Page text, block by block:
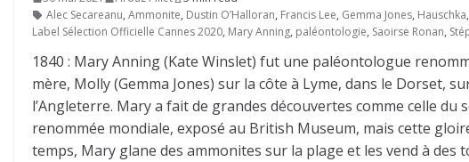
Alec Secareanu, Ammonite, Dustin O’Halloran, Francis Lee, Gemma Jones, Hauschka,
Label Sélection Officielle Cannes 2020, Mary Anning, paléontologie, Saoirse Ronan,
1840 : Mary Anning (Kate Winslet) fut une paléontologue
mère, Molly (Gemma Jones) sur la côte à Lyme, dans le Dorset,
l’Angleterre. Mary a fait de grandes découvertes comme celle
renommée mondiale, exposé au British Museum, mais cette
temps, Mary glane des ammonites sur la plage et les vend à des